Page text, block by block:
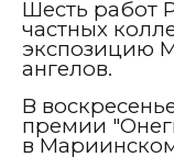
Шесть работ
частных
экспозицию
ангелов.
В
премии
в